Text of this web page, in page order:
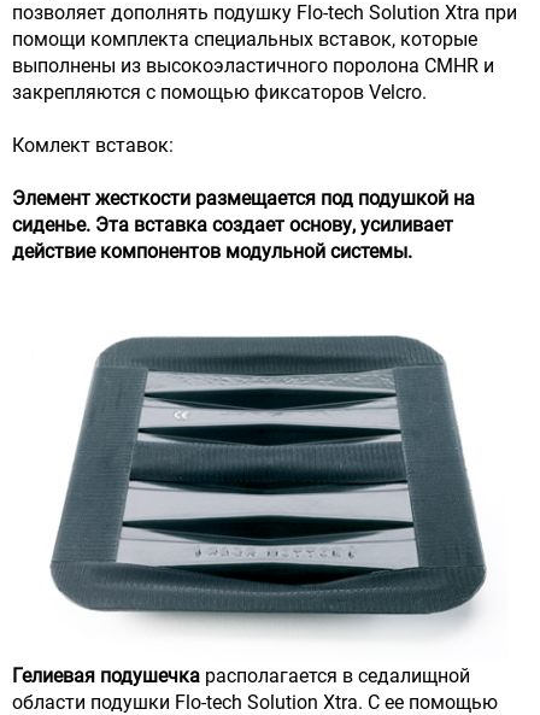
позволяет дополнять подушку Flo-tech Solution Xtra при
помощи комплекта специальных вставок, которые
выполнены из высокоэластичного поролона CMHR и
закрепляются с помощью фиксаторов Velcro.
Комлект вставок:
Элемент жесткости размещается под подушкой на
сиденье. Эта вставка создает основу, усиливает
действие компонентов модульной системы.
Гелиевая подушечка располагается в седалищной
области подушки Flo-tech Solution Xtra. С ее помощью